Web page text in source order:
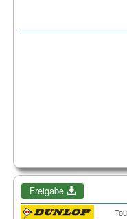
Freigabe